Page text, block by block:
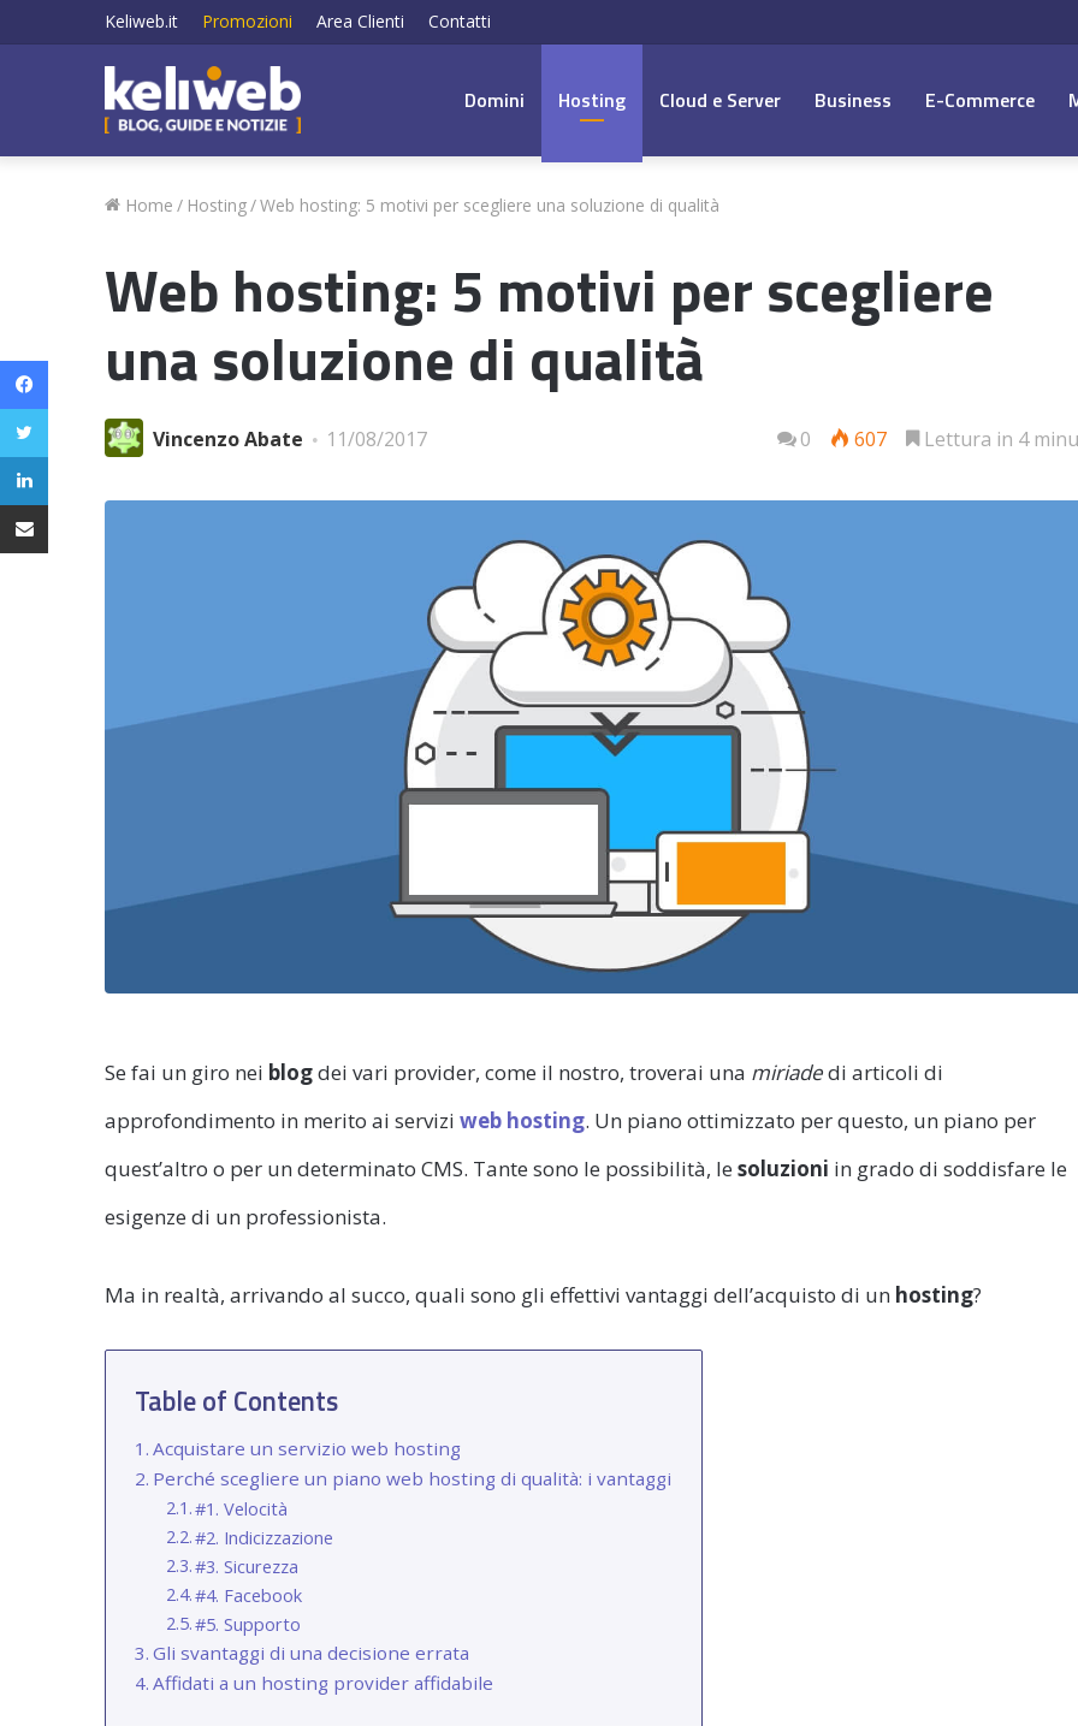
Keliweb.it Promozioni Area Clienti Contatti
Domini Hosting Cloud e Server Business E-Commerce
Home / Hosting/Web hosting: 5 motivi per scegliere una soluzione di qualità
Web hosting: 5 motivi per scegliere
una soluzione di qualità
Vincenzo Abate 11/08/2017 0 607 Lettura in 4
Se fai un giro nei blogdei vari provider, come il nostro, troverai una miriadedi articoli di
approfondimento in merito ai servizi web hosting. Un piano ottimizzato per questo, un piano per
quest’altro o per un determinato CMS. Tante sono le possibilità, le soluzioni in grado di soddisfare le
esigenze di un professionista.
Ma in realtà, arrivando al succo, quali sono gli effettivi vantaggi dell’acquisto di un hosting?
Table of Contents
Acquistare un servizio web hosting
Perché scegliere un piano web hosting di qualità: i vantaggi
#1. Velocità
#2. Indicizzazione
#3. Sicurezza
#4. Facebook
#5. Supporto
Gli svantaggi di una decisione errata
Affidati a un hosting provider affidabile
Facebook
Twitter
LinkedIn
Condividi via email